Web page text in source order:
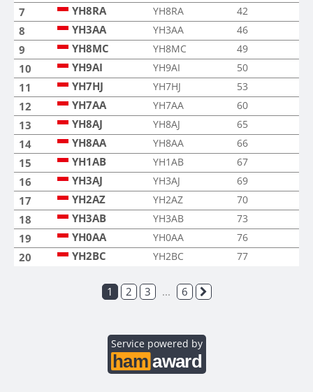
7 YH8RA YH8RA 42
8 YH3AA YH3AA 46
9 YH8MC YH8MC 49
10 YH9AI YH9AI 50
11 YH7HJ YH7HJ 53
12 YH7AA YH7AA 60
13 YH8AJ YH8AJ 65
14 YH8AA YH8AA 66
15 YH1AB YH1AB 67
16 YH3AJ YH3AJ 69
17 YH2AZ YH2AZ 70
18 YH3AB YH3AB 73
19 YH0AA YH0AA 76
20 YH2BC YH2BC 77
1 2 3 ... 6
Service powered by